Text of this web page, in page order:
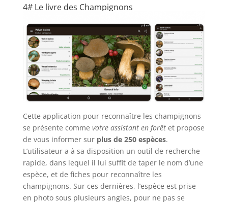
4# Le livre des Champignons
Cette application pour reconnaître les champignons
se présente comme votre assistant en forêtet propose
de vous informer sur plus de 250 espèces.
L’utilisateur a à sa disposition un outil de recherche
rapide, dans lequel il lui suffit de taper le nom d’une
espèce, et de fiches pour reconnaître les
champignons. Sur ces dernières, l’espèce est prise
en photo sous plusieurs angles, pour ne pas se